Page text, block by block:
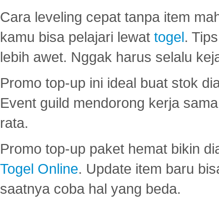
Cara leveling cepat tanpa item
kamu bisa pelajari lewat togel.
lebih awet. Nggak harus selalu
Promo top-up ini ideal buat stok
Event guild mendorong kerja
rata.
Promo top-up paket hemat bikin
Togel Online. Update item baru
saatnya coba hal yang beda.